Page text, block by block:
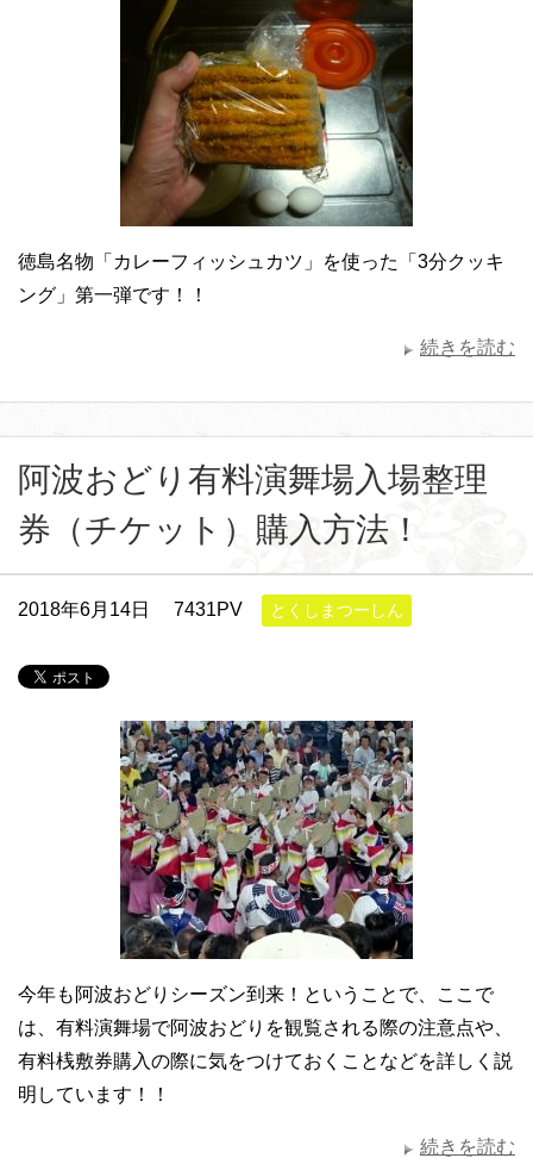
徳島名物「カレーフィッシュカツ」を使った「3分クッキ
ング」第一弾です！！
続きを読む
阿波おどり有料演舞場入場整理
券（チケット）購入方法！
2018年6月14日 7431PV とくしまつーしん
今年も阿波おどりシーズン到来！ということで、ここで
は、有料演舞場で阿波おどりを観覧される際の注意点や、
有料桟敷券購入の際に気をつけておくことなどを詳しく説
明しています！！
続きを読む